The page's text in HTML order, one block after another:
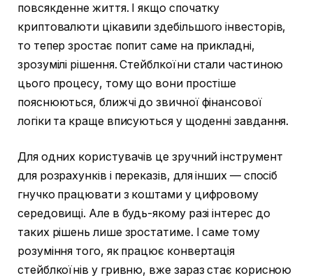
повсякденне життя. І якщо спочатку
криптовалюти цікавили здебільшого інвесторів,
то тепер зростає попит саме на прикладні,
зрозумілі рішення. Стейблкоїни стали частиною
цього процесу, тому що вони простіше
пояснюються, ближчі до звичної фінансової
логіки та краще вписуються у щоденні завдання.
Для одних користувачів це зручний інструмент
для розрахунків і переказів, для інших — спосіб
гнучко працювати з коштами у цифровому
середовищі. Але в будь-якому разі інтерес до
таких рішень лише зростатиме. І саме тому
розуміння того, як працює конвертація
стейблкоїнів у гривню, вже зараз стає корисною